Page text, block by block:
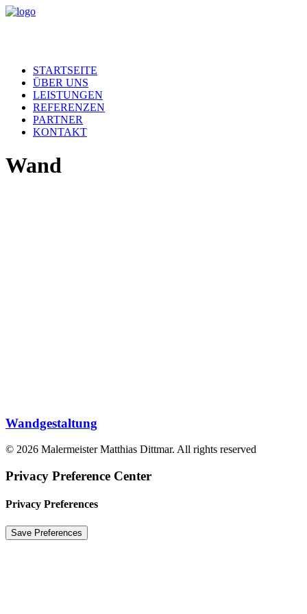
STARTSEITE
ÜBER UNS
LEISTUNGEN
REFERENZEN
PARTNER
KONTAKT
Wand
Wandgestaltung
© 2026 Malermeister Matthias Dittmar. All rights reserved
Privacy Preference Center
Privacy Preferences